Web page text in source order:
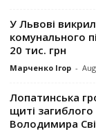
У Львові
комунального
20 тис. грн
Марченко Ігор -
Лопатинська
щиті загиблого
Володимира